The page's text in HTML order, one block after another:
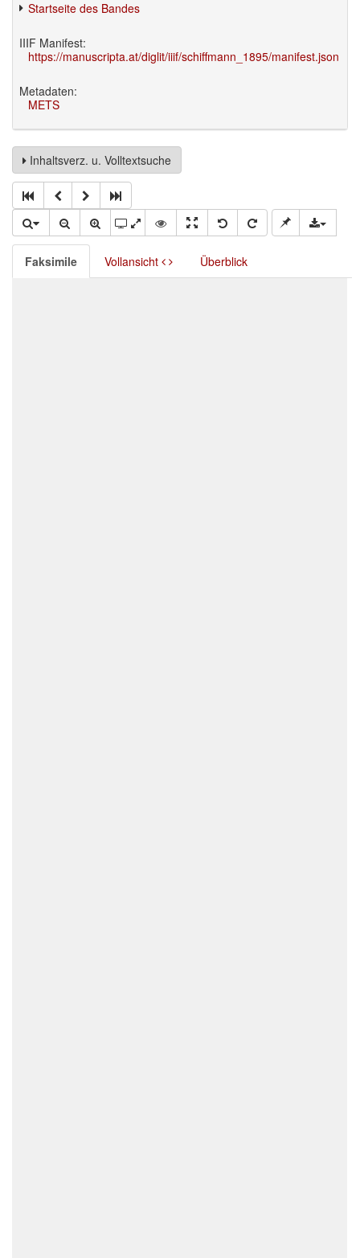
Startseite des Bandes
IIIF Manifest:
https://manuscripta.at/diglit/iiif/schiffmann_1895/manifest.json
Metadaten:
METS
Inhaltsverz. u. Volltextsuche
Faksimile Vollansicht Überblick